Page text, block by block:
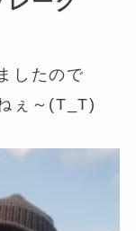
したので
ぇ～(T_T)